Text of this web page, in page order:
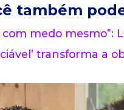
também
com medo mesmo”:
transforma a